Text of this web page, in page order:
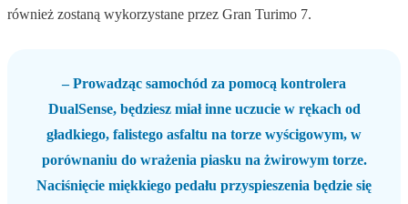
również zostaną wykorzystane przez Gran Turimo 7.
– Prowadząc samochód za pomocą kontrolera
DualSense, będziesz miał inne uczucie w rękach od
gładkiego, falistego asfaltu na torze wyścigowym, w
porównaniu do wrażenia piasku na żwirowym torze.
Naciśnięcie miękkiego pedału przyspieszenia będzie się